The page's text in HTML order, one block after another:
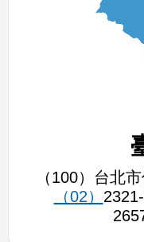
（100）台北
（02）